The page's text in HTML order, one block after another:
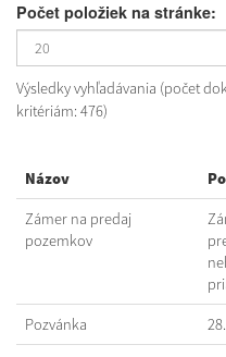
Počet položiek na stránke:
Výsledky vyhľadávania (počet
kritériám: 476)
Názov
Zámer na predaj
pozemkov
Pozvánka